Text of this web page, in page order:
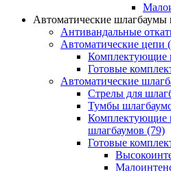
Автоматические шлагбаумы
Антивандальные
Автоматические цепи
Комплектующие
Готовые
Автоматические
Стрелы для
Тумбы
Комплектующие
шлагбаумов (79)
Готовые